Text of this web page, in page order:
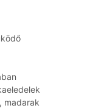
madarak